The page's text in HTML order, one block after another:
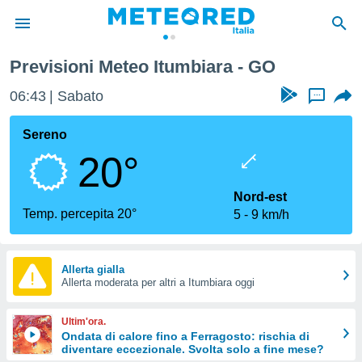
di
per
le
di
Web
le
Previsioni Meteo Itumbiara - GO
06:43 Sabato ...
Sereno
20°
Temp. percepita 20°
Nord-est
5
9 km/h
Allerta gialla
Allerta moderata per altri a Itumbiara oggi
Ultim'ora.
Ondata di calore fino a Ferragosto: rischia di
diventare eccezionale. Svolta solo a fine mese?